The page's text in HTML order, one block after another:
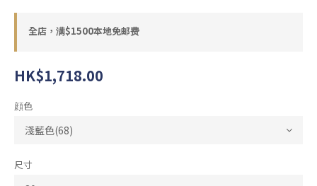
全店，满$1500本地免邮费
HK$1,718.00
顔色
尺寸